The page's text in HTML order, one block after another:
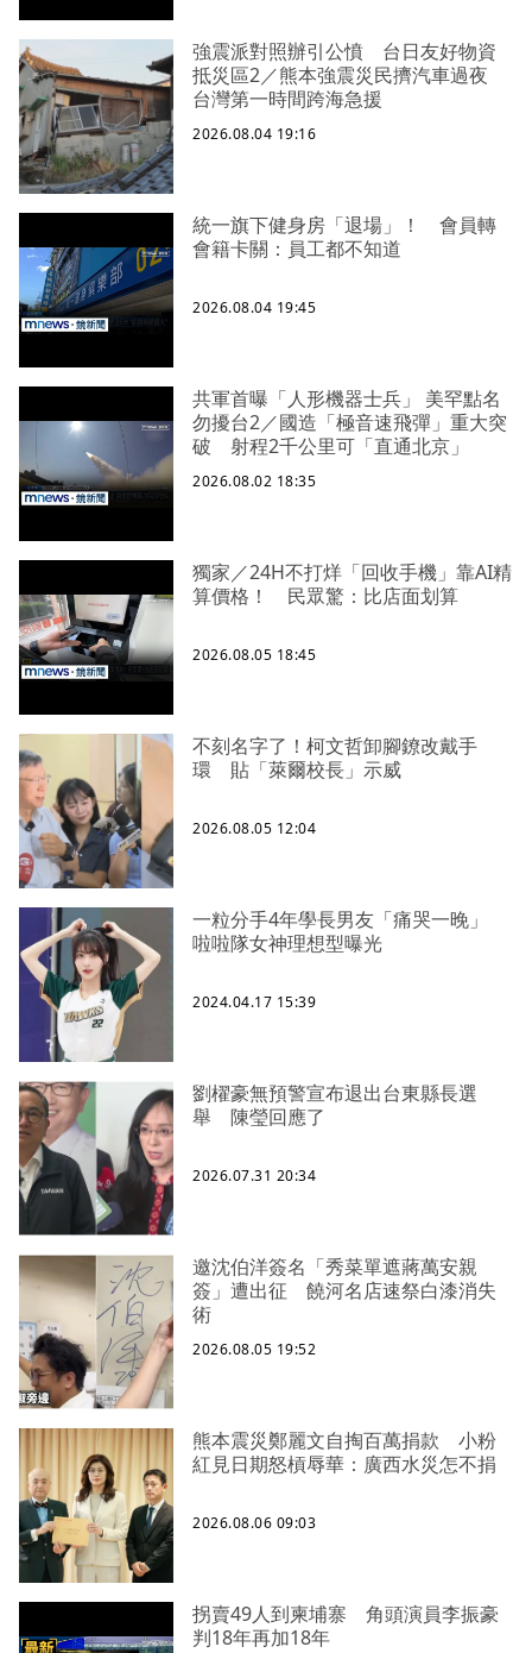
強震派對照辦引公憤 台日友好物資
抵災區2／熊本強震災民擠汽車過夜
台灣第一時間跨海急援
2026.08.04 19:16
統一旗下健身房「退場」！ 會員轉
會籍卡關：員工都不知道
2026.08.04 19:45
共軍首曝「人形機器士兵」 美罕點名
勿擾台2／國造「極音速飛彈」重大突
破 射程2千公里可「直通北京」
2026.08.02 18:35
獨家／24H不打烊「回收手機」靠AI精
算價格！ 民眾驚：比店面划算
2026.08.05 18:45
不刻名字了！柯文哲卸腳鐐改戴手
環 貼「萊爾校長」示威
2026.08.05 12:04
一粒分手4年學長男友「痛哭一晚」
啦啦隊女神理想型曝光
2024.04.17 15:39
劉櫂豪無預警宣布退出台東縣長選
舉 陳瑩回應了
2026.07.31 20:34
邀沈伯洋簽名「秀菜單遮蔣萬安親
簽」遭出征 饒河名店速祭白漆消失
術
2026.08.05 19:52
熊本震災鄭麗文自掏百萬捐款 小粉
紅見日期怒槓辱華：廣西水災怎不捐
2026.08.06 09:03
拐賣49人到柬埔寨 角頭演員李振豪
判18年再加18年